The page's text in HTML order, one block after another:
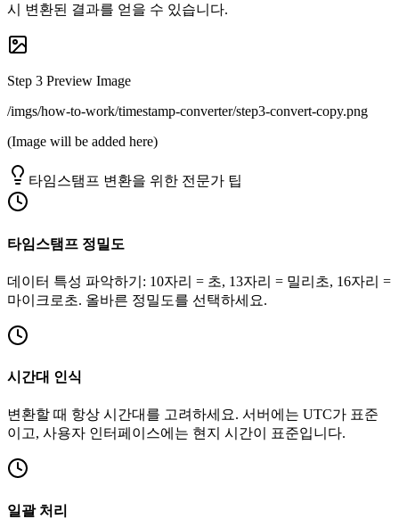
시 변환된 결과를 얻을 수 있습니다.
Step 3 Preview Image
/imgs/how-to-work/timestamp-converter/step3-convert-copy.png
(Image will be added here)
타임스탬프 변환을 위한 전문가 팁
타임스탬프 정밀도
데이터 특성 파악하기: 10자리 = 초, 13자리 = 밀리초, 16자리 =
마이크로초. 올바른 정밀도를 선택하세요.
시간대 인식
변환할 때 항상 시간대를 고려하세요. 서버에는 UTC가 표준
이고, 사용자 인터페이스에는 현지 시간이 표준입니다.
일괄 처리